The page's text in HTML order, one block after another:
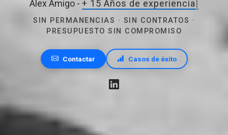
Alex Amigo -+ 15 Años de experie|
SIN PERMANENCIAS · SIN CONTRATOS ·
PRESUPUESTO SIN COMPROMISO
Contactar Casos de éxito